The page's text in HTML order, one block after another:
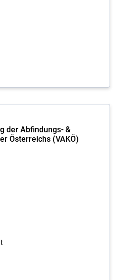
der Abfindungs- &
Österreichs (VAKÖ)